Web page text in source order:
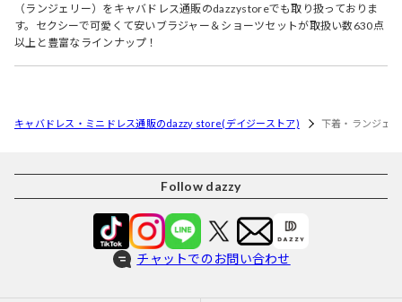
（ランジェリー）をキャバドレス通販のdazzystoreでも取り扱っておりま
す。セクシーで可愛くて安いブラジャー＆ショーツセットが取扱い数630点
以上と豊富なラインナップ！
キャバドレス・ミニドレス通販のdazzy store(デイジーストア) 下着・ランジェ
Follow dazzy
チャットでのお問い合わせ